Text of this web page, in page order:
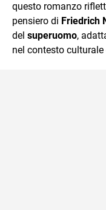
questo romanzo
pensiero di Friedrich
del superuomo,
nel contesto culturale